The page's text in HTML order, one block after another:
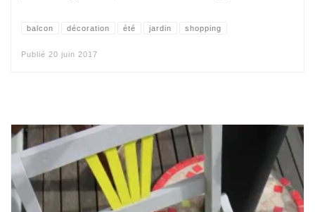
balcon décoration été jardin shopping
Publié 20 juin 2017